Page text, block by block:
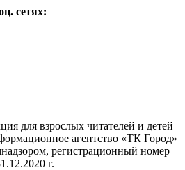
сетях:
для взрослых читателей и детей
агентство «ТК Город»
регистрационный номер
г.